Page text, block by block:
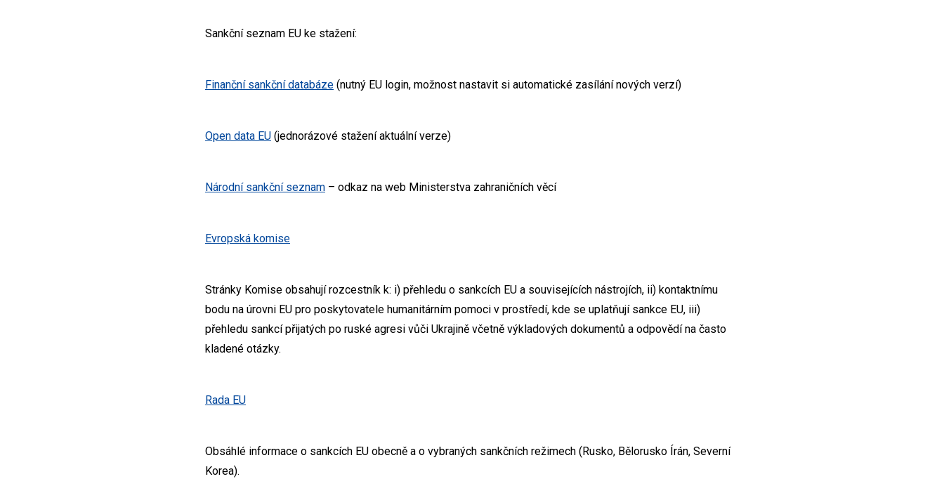
Sankční seznam EU ke stažení:
Finanční sankční databáze (nutný EU login, možnost nastavit si automatické zasílání nových verzí)
Open data EU (jednorázové stažení aktuální verze)
Národní sankční seznam – odkaz na web Ministerstva zahraničních věcí
Evropská komise
Stránky Komise obsahují rozcestník k: i) přehledu o sankcích EU a souvisejících nástrojích, ii) kontaktnímu
bodu na úrovni EU pro poskytovatele humanitárním pomoci v prostředí, kde se uplatňují sankce EU, iii)
přehledu sankcí přijatých po ruské agresi vůči Ukrajině včetně výkladových dokumentů a odpovědí na často
kladené otázky.
Rada EU
Obsáhlé informace o sankcích EU obecně a o vybraných sankčních režimech (Rusko, Bělorusko Írán, Severní
Korea).